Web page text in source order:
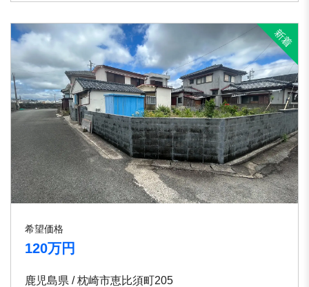
希望価格
120万円
鹿児島県 / 枕崎市恵比須町205